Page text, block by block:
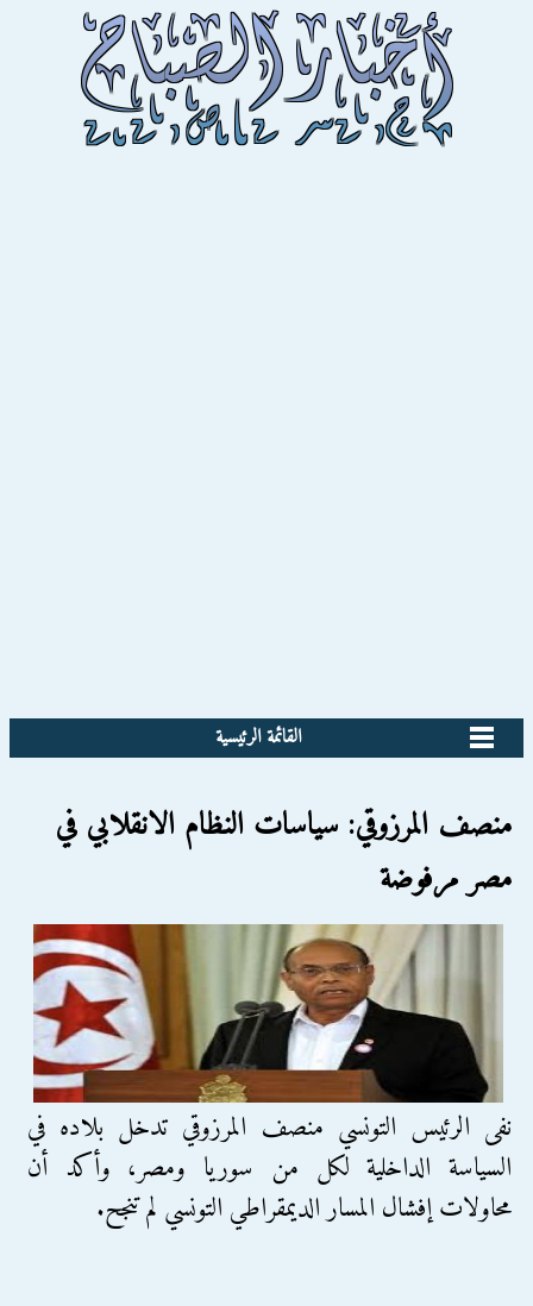
القائمة الرئيسية
منصف المرزوقي: سياسات النظام الانقلابي في
مصر مرفوضة
نفى الرئيس التونسي منصف المرزوقي تدخل بلاده في
السياسة الداخلية لكل من سوريا ومصر، وأكد أن
محاولات إفشال المسار الديمقراطي التونسي لم تنجح.